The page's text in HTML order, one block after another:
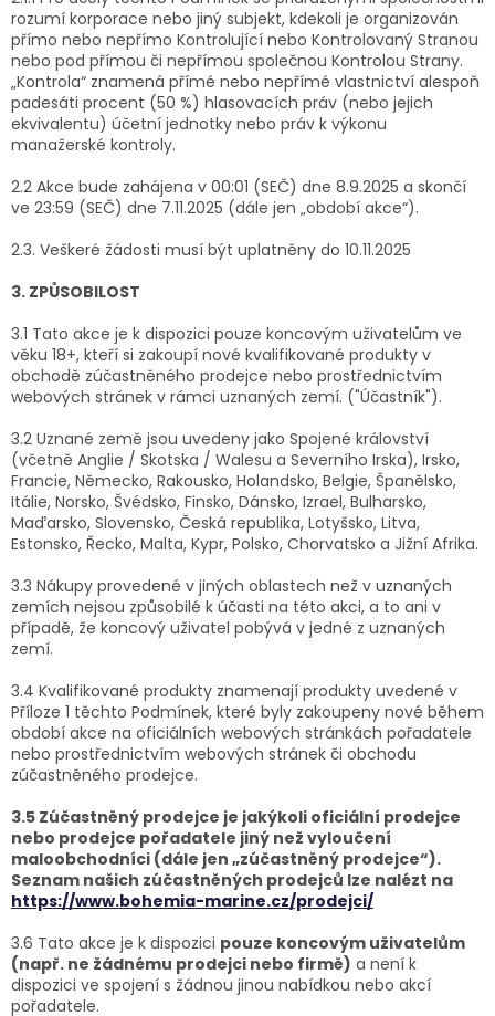
rozumí korporace nebo jiný subjekt, kdekoli je organizován
přímo nebo nepřímo Kontrolující nebo Kontrolovaný Stranou
nebo pod přímou či nepřímou společnou Kontrolou Strany.
„Kontrola“ znamená přímé nebo nepřímé vlastnictví alespoň
padesáti procent (50 %) hlasovacích práv (nebo jejich
ekvivalentu) účetní jednotky nebo práv k výkonu
manažerské kontroly.
2.2 Akce bude zahájena v 00:01 (SEČ) dne 8.9.2025 a skončí
ve 23:59 (SEČ) dne 7.11.2025 (dále jen „období akce“).
2.3. Veškeré žádosti musí být uplatněny do 10.11.2025
3. ZPŮSOBILOST
3.1 Tato akce je k dispozici pouze koncovým uživatelům ve
věku 18+, kteří si zakoupí nové kvalifikované produkty v
obchodě zúčastněného prodejce nebo prostřednictvím
webových stránek v rámci uznaných zemí. ("Účastník").
3.2 Uznané země jsou uvedeny jako Spojené království
(včetně Anglie / Skotska / Walesu a Severního Irska), Irsko,
Francie, Německo, Rakousko, Holandsko, Belgie, Španělsko,
Itálie, Norsko, Švédsko, Finsko, Dánsko, Izrael, Bulharsko,
Maďarsko, Slovensko, Česká republika, Lotyšsko, Litva,
Estonsko, Řecko, Malta, Kypr, Polsko, Chorvatsko a Jižní Afrika.
3.3 Nákupy provedené v jiných oblastech než v uznaných
zemích nejsou způsobilé k účasti na této akci, a to ani v
případě, že koncový uživatel pobývá v jedné z uznaných
zemí.
3.4 Kvalifikované produkty znamenají produkty uvedené v
Příloze 1 těchto Podmínek, které byly zakoupeny nové během
období akce na oficiálních webových stránkách pořadatele
nebo prostřednictvím webových stránek či obchodu
zúčastněného prodejce.
3.5 Zúčastněný prodejce je jakýkoli oficiální prodejce
nebo prodejce pořadatele jiný než vyloučení
maloobchodníci (dále jen „zúčastněný prodejce“).
Seznam našich zúčastněných prodejců lze nalézt na
https://www.bohemia-marine.cz/prodejci/
3.6 Tato akce je k dispozici pouze koncovým uživatelům
(např. ne žádnému prodejci nebo firmě) a není k
dispozici ve spojení s žádnou jinou nabídkou nebo akcí
pořadatele.